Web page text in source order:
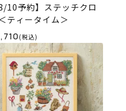
8/10予約】ステッチクロ
ティータイム＞
(税込)